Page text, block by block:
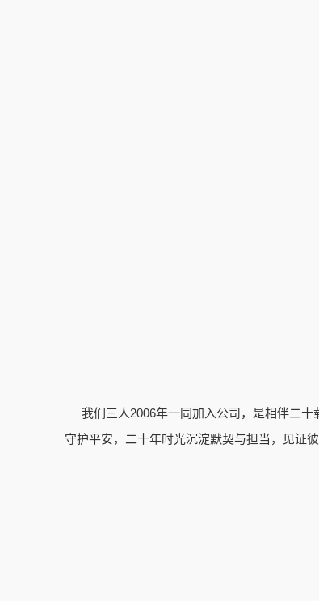
我们三人2006年一同加入公司，是相伴二
守护平安，二十年时光沉淀默契与担当，见证